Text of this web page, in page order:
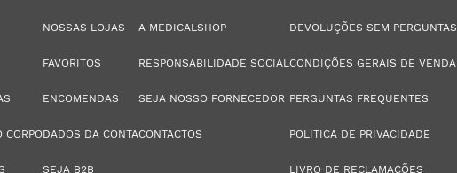
CORPO
NOSSAS LOJAS
FAVORITOS
ENCOMENDAS
DADOS DA CONTA
SEJA B2B
A MEDICALSHOP
RESPONSABILIDADE SOCIAL
SEJA NOSSO FORNECEDOR
CONTACTOS
DEVOLUÇÕES SEM PERGUNTAS
CONDIÇÕES GERAIS DE VENDA
PERGUNTAS FREQUENTES
POLITICA DE PRIVACIDADE
LIVRO DE RECLAMAÇÕES